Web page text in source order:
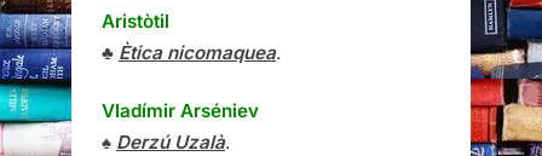
Aristòtil
♣ Ètica nicomaquea.
Vladímir Arséniev
♠ Derzú Uzalà.